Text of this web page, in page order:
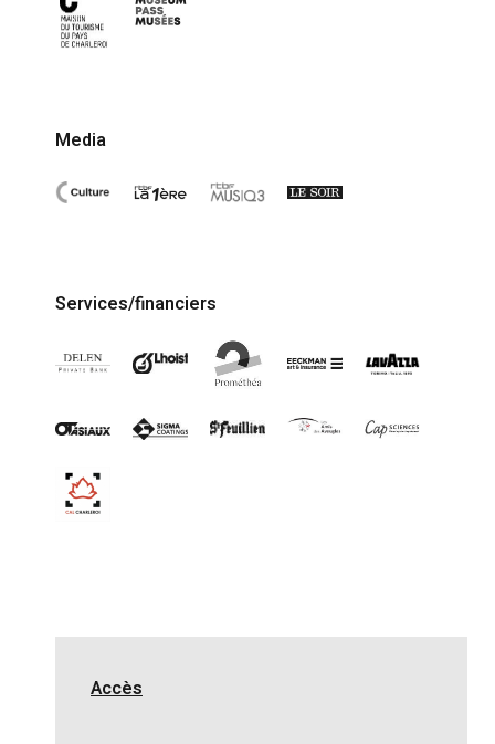
Media
Services/financiers
Accès